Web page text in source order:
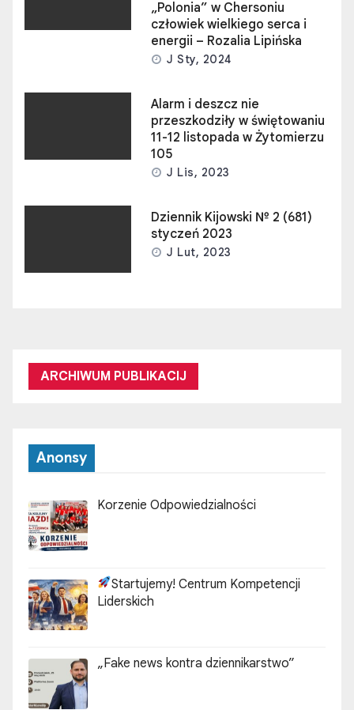
„Polonia” w Chersoniu
człowiek wielkiego serca i
energii – Rozalia Lipińska
J Sty, 2024
Alarm i deszcz nie
przeszkodziły w świętowaniu
11-12 listopada w Żytomierzu
105
J Lis, 2023
Dziennik Kijowski № 2 (681)
styczeń 2023
J Lut, 2023
ARCHIWUM PUBLIKACIJ
Anonsy
Korzenie Odpowiedzialności
Startujemy! Centrum Kompetencji
Liderskich
„Fake news kontra dziennikarstwo”